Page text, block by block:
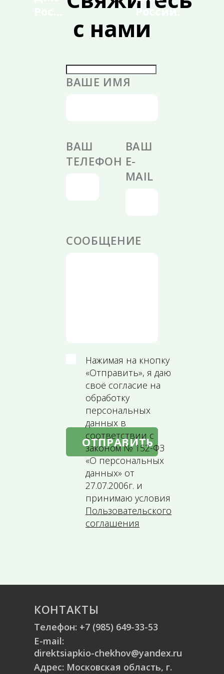
России.
с нами
ВАШЕ ИМЯ
ВАШ
ТЕЛЕФОН
ВАШ
E-
MAIL
СООБЩЕНИЕ
Нажимая на кнопку
«Отправить», я даю
своё согласие на
обработку
персональных
данных в
соответствии с
законом № 152-ФЗ
«О персональных
данных» от
27.07.2006г. и
принимаю условия
Пользовательского
соглашения
ОТПРАВИТЬ
КОНТАКТЫ
Телефон: +7 (985) 649-33-53
E-mail:
direktsiapkio-chekhov@yandex.ru
Адрес: Московская область, г.